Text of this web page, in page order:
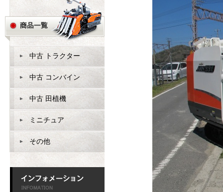
中古 トラクター
中古 コンバイン
中古 田植機
ミニチュア
その他